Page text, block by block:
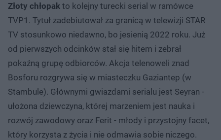
Złoty chłopak to kolejny turecki serial w ramówce
TVP1. Tytuł zadebiutował za granicą w telewizji STAR
TV stosunkowo niedawno, bo jesienią 2022 roku. Już
od pierwszych odcinków stał się hitem i zebrał
pokaźną grupę odbiorców. Akcja telenoweli znad
Bosforu rozgrywa się w miasteczku Gaziantep (w
Stambule). Głównymi gwiazdami serialu jest Seyran -
ułożona dziewczyna, której marzeniem jest nauka i
rozwój zawodowy oraz Ferit - młody i przystojny facet,
który korzysta z życia i nie odmawia sobie niczego.